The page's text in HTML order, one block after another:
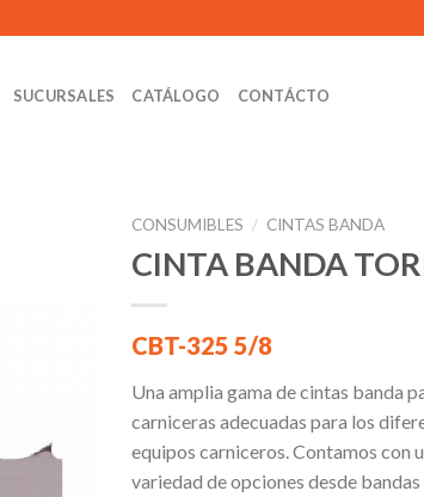
SUCURSALES CATÁLOGO CONTÁCTO
CONSUMIBLES / CINTAS BANDA
CINTA BANDA
CBT-325 5/8
Una amplia gama de cintas banda
carniceras adecuadas para los
equipos carniceros. Contamos con
variedad de opciones desde